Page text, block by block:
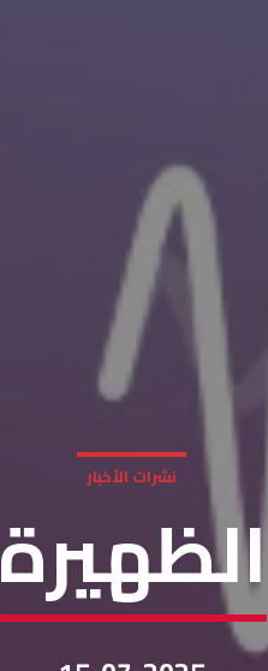
نشرات الأخبار
الظهيرة